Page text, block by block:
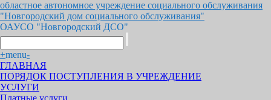
областное автономное учреждение социального обслуживания
"Новгородский дом социального обслуживания"
ОАУСО "Новгородский ДСО"
+menu-
ГЛАВНАЯ
ПОРЯДОК ПОСТУПЛЕНИЯ В УЧРЕЖДЕНИЕ
УСЛУГИ
Платные услуги